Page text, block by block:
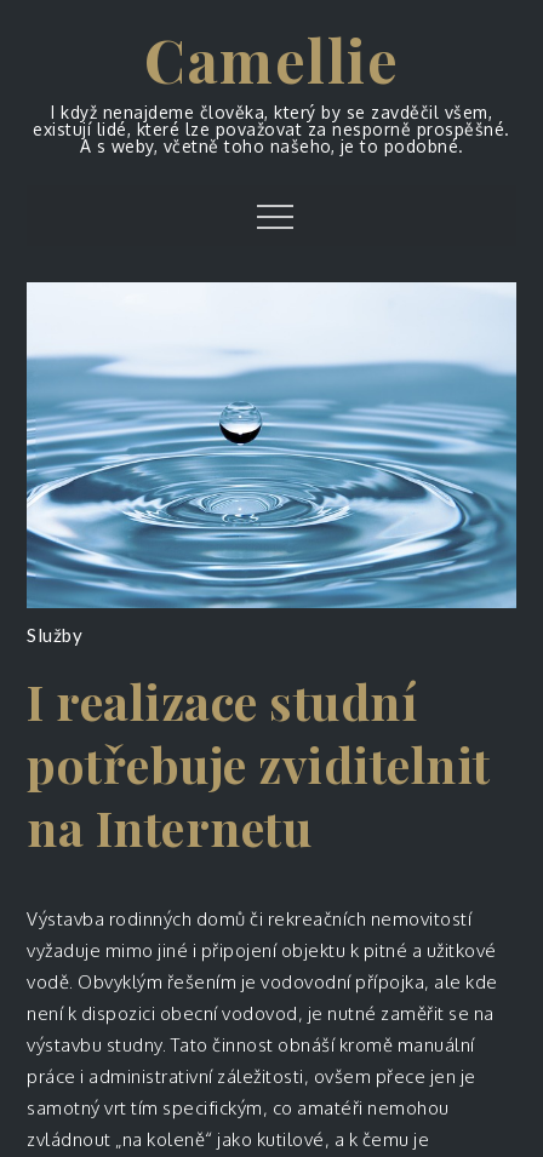
Camellie
I když nenajdeme člověka, který by se zavděčil všem,
existují lidé, které lze považovat za nesporně prospěšné.
A s weby, včetně toho našeho, je to podobné.
Menu
Služby
I realizace studní
potřebuje zviditelnit
na Internetu
Výstavba rodinných domů či rekreačních nemovitostí
vyžaduje mimo jiné i připojení objektu k pitné a užitkové
vodě. Obvyklým řešením je vodovodní přípojka, ale kde
není k dispozici obecní vodovod, je nutné zaměřit se na
výstavbu studny. Tato činnost obnáší kromě manuální
práce i administrativní záležitosti, ovšem přece jen je
samotný vrt tím specifickým, co amatéři nemohou
zvládnout „na koleně“ jako kutilové, a k čemu je